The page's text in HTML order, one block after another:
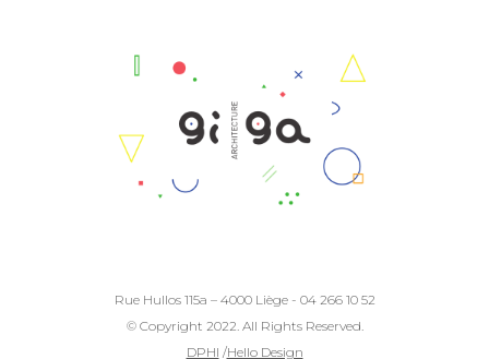
Rue Hullos 115a – 4000 Liège - 04 266 10 52
© Copyright 2022. All Rights Reserved.
DPHI /Hello Design